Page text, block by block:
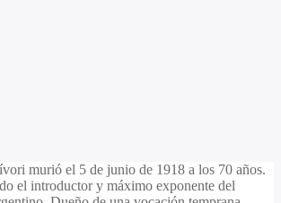
murió el 5 de junio de 1918 a los 70 años.
el introductor y máximo exponente del